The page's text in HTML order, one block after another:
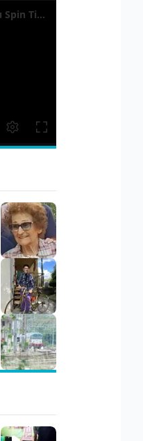
Gualtieri: "Responsabilità del Viminale su Spin Time? La posizione dei partiti è nota"